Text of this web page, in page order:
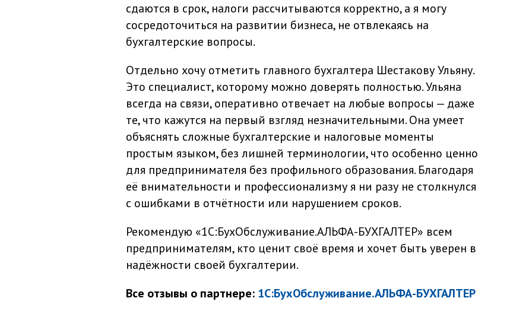
сдаются в срок, налоги рассчитываются корректно, а я могу
сосредоточиться на развитии бизнеса, не отвлекаясь на
бухгалтерские вопросы.
Отдельно хочу отметить главного бухгалтера Шестакову Ульяну.
Это специалист, которому можно доверять полностью. Ульяна
всегда на связи, оперативно отвечает на любые вопросы — даже
те, что кажутся на первый взгляд незначительными. Она умеет
объяснять сложные бухгалтерские и налоговые моменты
простым языком, без лишней терминологии, что особенно ценно
для предпринимателя без профильного образования. Благодаря
её внимательности и профессионализму я ни разу не столкнулся
с ошибками в отчётности или нарушением сроков.
Рекомендую «1С:БухОбслуживание.АЛЬФА-БУХГАЛТЕР» всем
предпринимателям, кто ценит своё время и хочет быть уверен в
надёжности своей бухгалтерии.
Все отзывы о партнере: 1С:БухОбслуживание.АЛЬФА-БУХГАЛТЕР